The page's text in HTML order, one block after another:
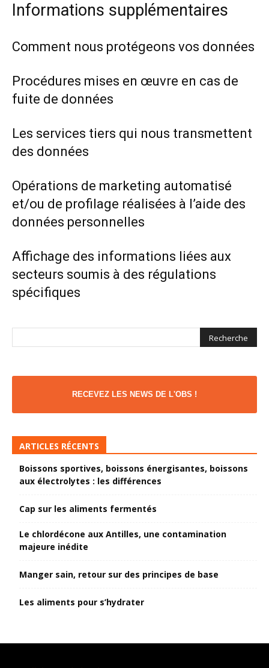
Informations supplémentaires
Comment nous protégeons vos données
Procédures mises en œuvre en cas de
fuite de données
Les services tiers qui nous transmettent
des données
Opérations de marketing automatisé
et/ou de profilage réalisées à l’aide des
données personnelles
Affichage des informations liées aux
secteurs soumis à des régulations
spécifiques
RECEVEZ LES NEWS DE L'OBS !
ARTICLES RÉCENTS
Boissons sportives, boissons énergisantes, boissons
aux électrolytes : les différences
Cap sur les aliments fermentés
Le chlordécone aux Antilles, une contamination
majeure inédite
Manger sain, retour sur des principes de base
Les aliments pour s’hydrater